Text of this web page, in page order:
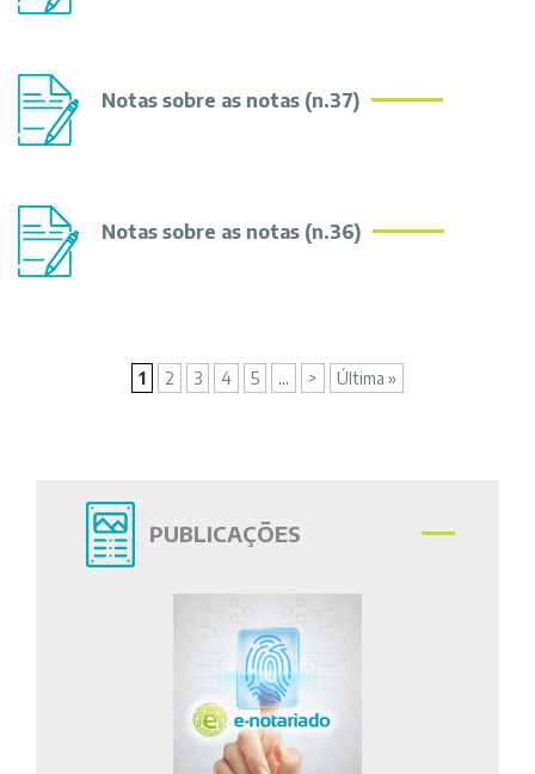
Notas sobre as notas (n.37)
Notas sobre as notas (n.36)
1 2 3 4 5 ... > Última »
PUBLICAÇÕES